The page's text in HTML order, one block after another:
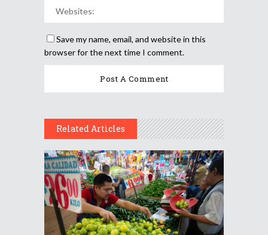
Save my name, email, and website in this
browser for the next time I comment.
Related Articles